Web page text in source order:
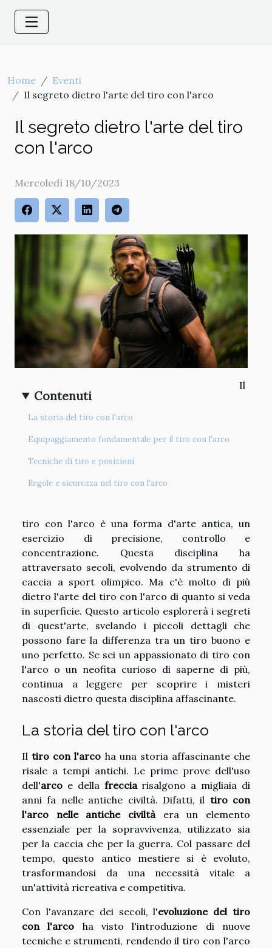
Home
Eventi
Il segreto dietro l'arte del tiro con l'arco
Il segreto dietro l'arte del tiro
con l'arco
Mercoledì 18/10/2023
Contenuti
La storia del tiro con l'arco
Equipaggiamento fondamentale per il tiro con l'arco
Tecniche di tiro e posizioni
Regole e sicurezza nel tiro con l'arco
Il
tiro con l'arco è una forma d'arte antica, un
esercizio di precisione, controllo e
concentrazione. Questa disciplina ha
attraversato secoli, evolvendo da strumento di
caccia a sport olimpico. Ma c'è molto di più
dietro l'arte del tiro con l'arco di quanto si veda
in superficie. Questo articolo esplorerà i segreti
di quest'arte, svelando i piccoli dettagli che
possono fare la differenza tra un tiro buono e
uno perfetto. Se sei un appassionato di tiro con
l'arco o un neofita curioso di saperne di più,
continua a leggere per scoprire i misteri
nascosti dietro questa disciplina affascinante.
La storia del tiro con l'arco
Iltiro con l'arco ha una storia affascinante che
risale a tempi antichi. Le prime prove dell'uso
dell'arco e della frecciarisalgono a migliaia di
anni fa nelle antiche civiltà. Difatti, il tiro con
l'arco nelle antiche civiltàera un elemento
essenziale per la sopravvivenza, utilizzato sia
per la caccia che per la guerra. Col passare del
tempo, questo antico mestiere si è evoluto,
trasformandosi da una necessità vitale a
un'attività ricreativa e competitiva.
Con l'avanzare dei secoli, l'evoluzione del tiro
con l'arco ha visto l'introduzione di nuove
tecniche e strumenti, rendendo il tiro con l'arco